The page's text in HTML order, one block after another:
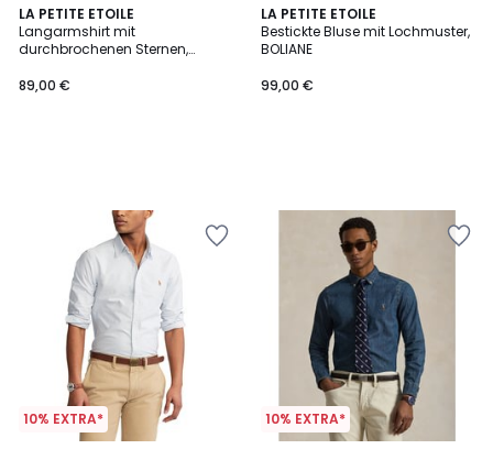
LA PETITE ETOILE
Langarmshirt mit
durchbrochenen Sternen,
89,00 €
LA PETITE ETOILE
Bestickte Bluse mit Lochmuster,
BOLIANE
99,00 €
10% EXTRA* 10% EXTRA*